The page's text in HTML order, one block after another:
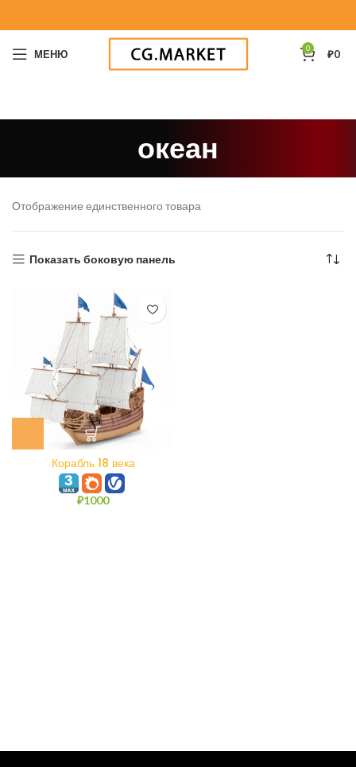
МЕНЮ 0 ₽0
океан
Отображение единственного товара
Показать боковую панель
Корабль 18 века
₽1000